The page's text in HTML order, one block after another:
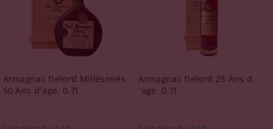
Armagnac Delord Millésimés
50 Ans d´age, 0,7l
Armagnac Delord 25 Ans d
´age, 0,7l